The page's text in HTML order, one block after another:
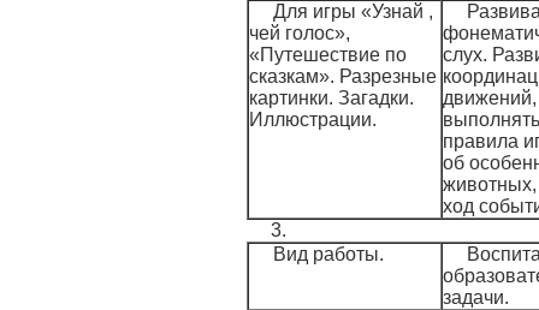
Для игры «Узнай ,
чей голос»,
«Путешествие по
сказкам». Разрезные
картинки. Загадки.
Иллюстрации.
слух.
правила
об
ход
3.
Вид работы.
задачи.